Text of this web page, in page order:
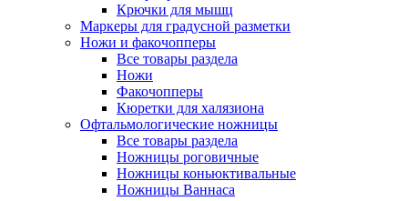
Крючки для мышц
Маркеры для градусной разметки
Ножи и факочопперы
Все товары раздела
Ножи
Факочопперы
Кюретки для халязиона
Офтальмологические ножницы
Все товары раздела
Ножницы роговичные
Ножницы коньюктивальные
Ножницы Ваннаса